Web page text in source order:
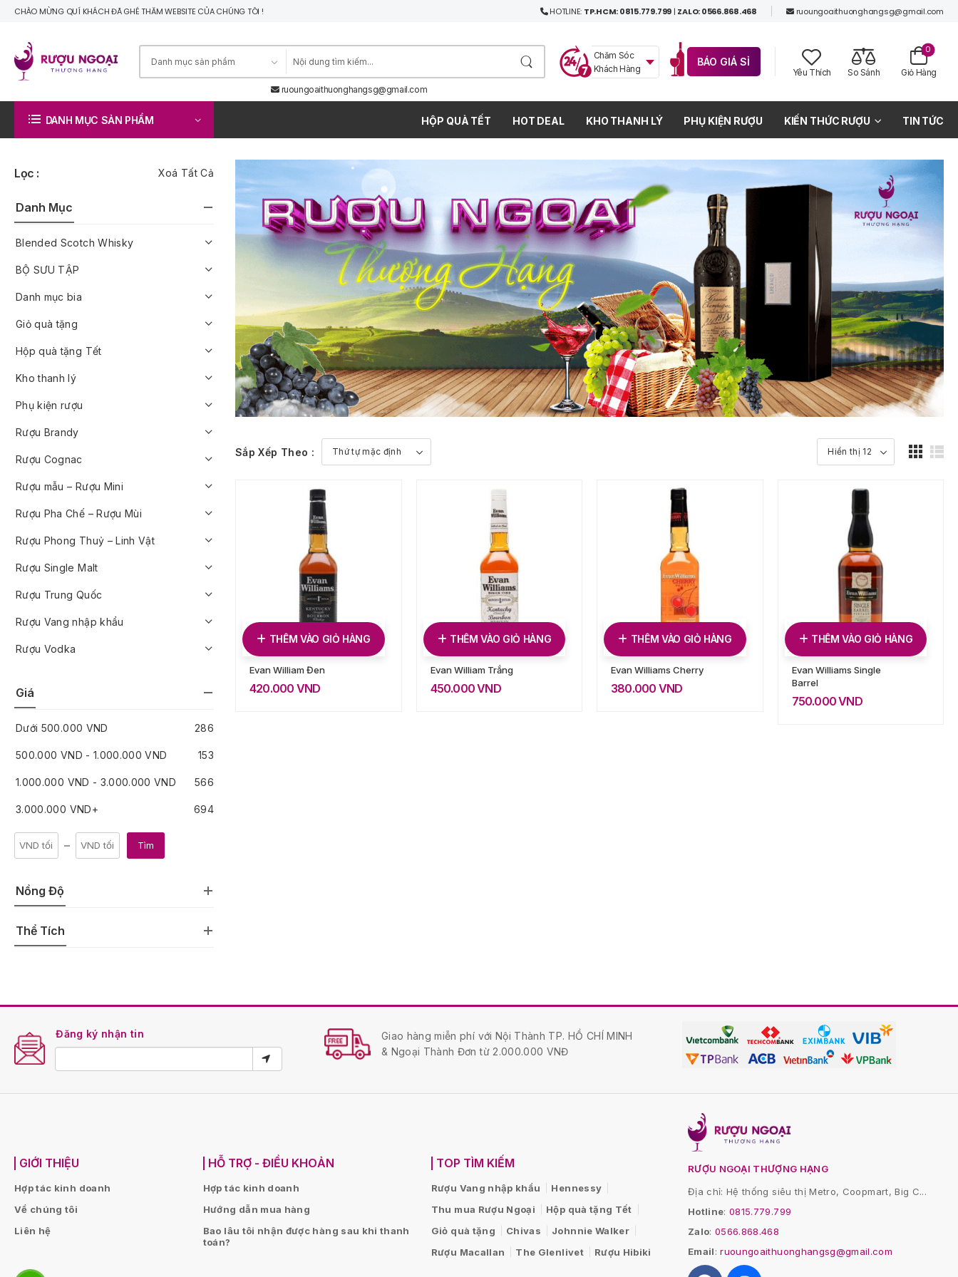
CHÀO MỪNG QUÍ KHÁCH ĐÃ GHÉ THĂM WEBSITE CỦA CHÚNG TÔI ! HOTLINE: TP.HCM: 0815.779.799 | ZALO: 0566.868.468 ruoungoaithuonghangsg@gmail.com
ruoungoaithuonghangsg@gmail.com
BÁO GIÁ SỈ
Chăm Sóc
Khách Hàng
Yêu Thích So Sánh Giỏ Hàng
0
DANH MỤC SẢN PHẨM HỘP QUÀ TẾT HOT DEAL KHO THANH LÝ PHỤ KIỆN RƯỢU KIẾN THỨC RƯỢU TIN TỨC
Lọc : Xoá Tất Cả
Danh Mục
Blended Scotch Whisky
BỘ SƯU TẬP
Danh mục bia
Giỏ quà tặng
Hộp quà tặng Tết
Kho thanh lý
Phụ kiện rượu
Rượu Brandy
Rượu Cognac
Rượu mẫu – Rượu Mini
Rượu Pha Chế – Rượu Mùi
Rượu Phong Thuỷ – Linh Vật
Rượu Single Malt
Rượu Trung Quốc
Rượu Vang nhập khẩu
Rượu Vodka
Giá
Dưới 500.000 VND 286
500.000 VND - 1.000.000VND 153
1.000.000 VND - 3.000.000VND 566
3.000.000 VND+ 694
Tìm
Nồng Độ
Thể Tích
Sắp Xếp Theo :
THÊM VÀO GIỎ HÀNG
Evan William Đen
420.000 VND
THÊM VÀO GIỎ HÀNG
Evan William Trắng
450.000VND
THÊM VÀO GIỎ HÀNG
Evan Williams Cherry
380.000 VND
THÊM VÀO GIỎ HÀNG
Evan Williams Single
Barrel
750.000VND
Đăng ký nhận tin
Giao hàng miễn phí với Nội Thành TP. HỒ CHÍ MINH
& Ngoại Thành Đơn từ 2.000.000 VNĐ
GIỚI THIỆU
Hợp tác kinh doanh
Về chúng tôi
Liên hệ
HỖ TRỢ - ĐIỀU KHOẢN
Hợp tác kinh doanh
Hướng dẫn mua hàng
Bao lâu tôi nhận được hàng sau khi thanh
toán?
TOP TÌM KIẾM
Rượu Vang nhập khẩu
Hennessy
Thu mua Rượu Ngoại
Hộp quà tặng Tết
Giỏ quà tặng
Chivas
Johnnie Walker
Rượu Macallan
The Glenlivet Rượu Hibiki
RƯỢU NGOẠI THƯỢNG HẠNG
Địa chỉ: Hệ thống siêu thị Metro, Coopmart, Big C...
Hotline:0815.779.799
Zalo: 0566.868.468
Email:ruoungoaithuonghangsg@gmail.com